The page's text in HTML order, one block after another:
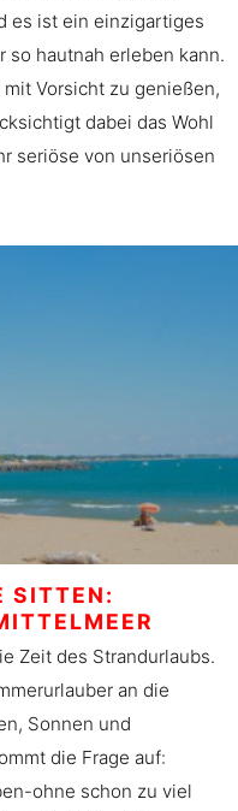
es ist ein einzigartiges
so hautnah erleben kann.
Vorsicht zu genießen,
dabei das Wohl
seriöse von unseriösen
SITTEN:
Zeit des Strandurlaubs.
an die
Sonnen und
die Frage auf:
ohne schon zu viel